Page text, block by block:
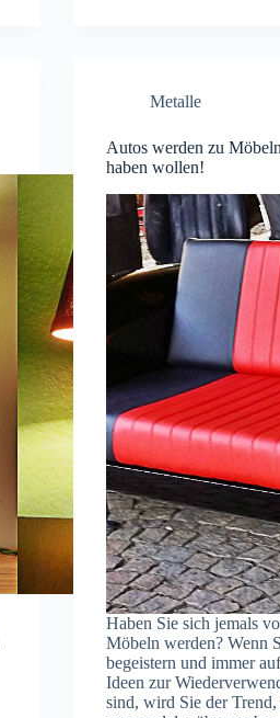
Metalle
Autos werden zu
haben wollen!
Haben Sie sich jemals
Möbeln werden? Wenn
begeistern und immer
Ideen zur
sind, wird Sie der